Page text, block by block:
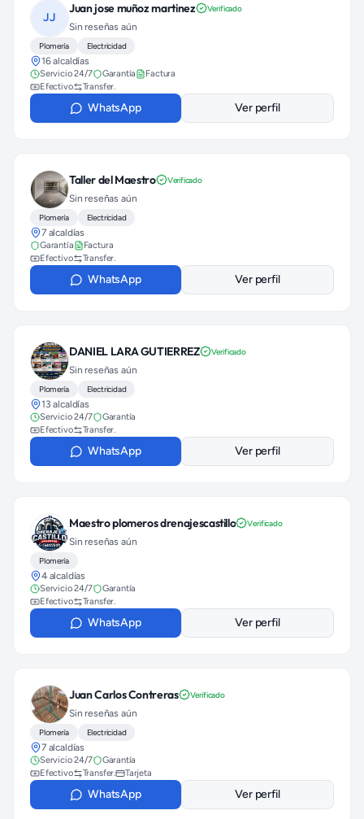
JJ
Juan jose muñoz martinez Verificado
Sin reseñas aún
Plomería Electricidad
16 alcaldías
Servicio 24/7 Garantía
Factura
Efectivo
Transfer.
WhatsApp Ver perfil
Taller del Maestro Verificado
Sin reseñas aún
Plomería Electricidad
7 alcaldías
Garantía
Factura
Efectivo
Transfer.
WhatsApp Ver perfil
DANIEL LARA GUTIERREZ Verificado
Sin reseñas aún
Plomería Electricidad
13 alcaldías
Servicio 24/7
Garantía
Efectivo
Transfer.
WhatsApp Ver perfil
Maestro plomeros drenajescastillo Verificado
Sin reseñas aún
Plomería
4 alcaldías
Servicio 24/7
Garantía
Efectivo
Transfer.
WhatsApp Ver perfil
Juan Carlos Contreras Verificado
Sin reseñas aún
Plomería Electricidad
7 alcaldías
Servicio 24/7
Garantía
Efectivo
Transfer. Tarjeta
WhatsApp Ver perfil